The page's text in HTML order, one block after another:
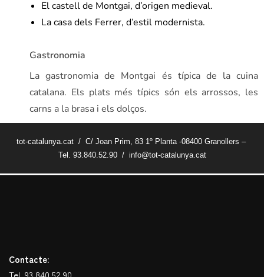
El castell de Montgai, d’origen medieval.
La casa dels Ferrer, d’estil modernista.
Gastronomia
La gastronomia de Montgai és típica de la cuina
catalana. Els plats més típics són els arrossos, les
carns a la brasa i els dolços.
tot-catalunya.cat / C/ Joan Prim, 83 1º Planta -08400 Granollers –
Tel. 93.840.52.90 / info@tot-catalunya.cat
Contacte:
Tel. 93 840 52 90